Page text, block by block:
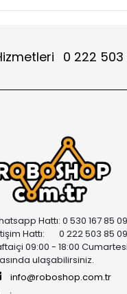
0 222
Hattı: 0 530 167 85 09
Hattı: 0 222 503 85 09
09:00 - 18:00
ulaşabilirsiniz.
info@roboshop.com.tr